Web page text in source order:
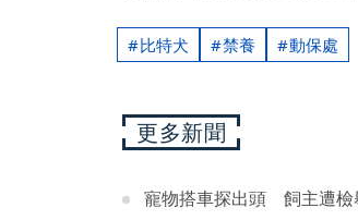
比特犬 禁養 動保處
更多新聞
寵物搭車探出頭 飼主遭檢